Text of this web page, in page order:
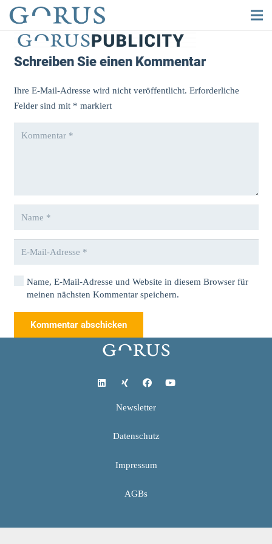
Schreiben Sie einen Kommentar
Ihre E-Mail-Adresse wird nicht veröffentlicht. Erforderliche
Felder sind mit * markiert
Name, E-Mail-Adresse und Website in diesem Browser für
meinen nächsten Kommentar speichern.
Kommentar abschicken
Newsletter
Datenschutz
Impressum
AGBs